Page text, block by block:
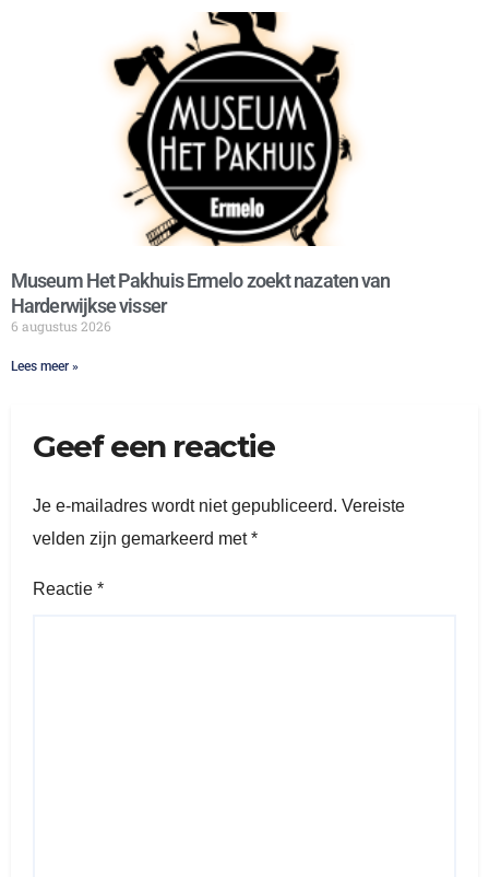
Museum Het Pakhuis Ermelo zoekt nazaten van
Harderwijkse visser
6 augustus 2026
Lees meer »
Geef een reactie
Je e-mailadres wordt niet gepubliceerd. Vereiste
velden zijn gemarkeerd met*
Reactie *